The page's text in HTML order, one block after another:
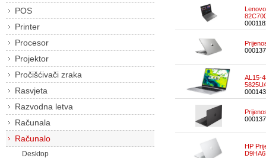
POS
Printer
Procesor
Projektor
Pročišćivači zraka
Rasvjeta
Razvodna letva
Računala
Računalo
Desktop
AL15-
HP